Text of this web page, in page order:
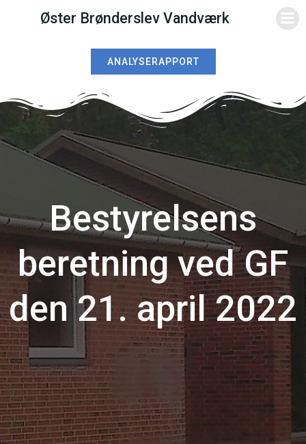
til
Øster Brønderslev Vandværk
ANALYSERAPPORT
Bestyrelsens
beretning ved GF
den 21. april 2022